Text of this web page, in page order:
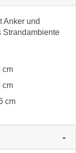
Anker und
Strandambiente
cm
cm
cm